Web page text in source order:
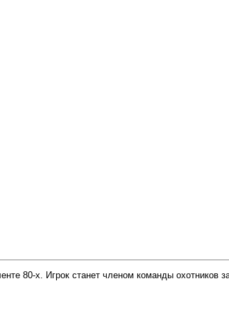
80-х. Игрок станет членом команды охотников